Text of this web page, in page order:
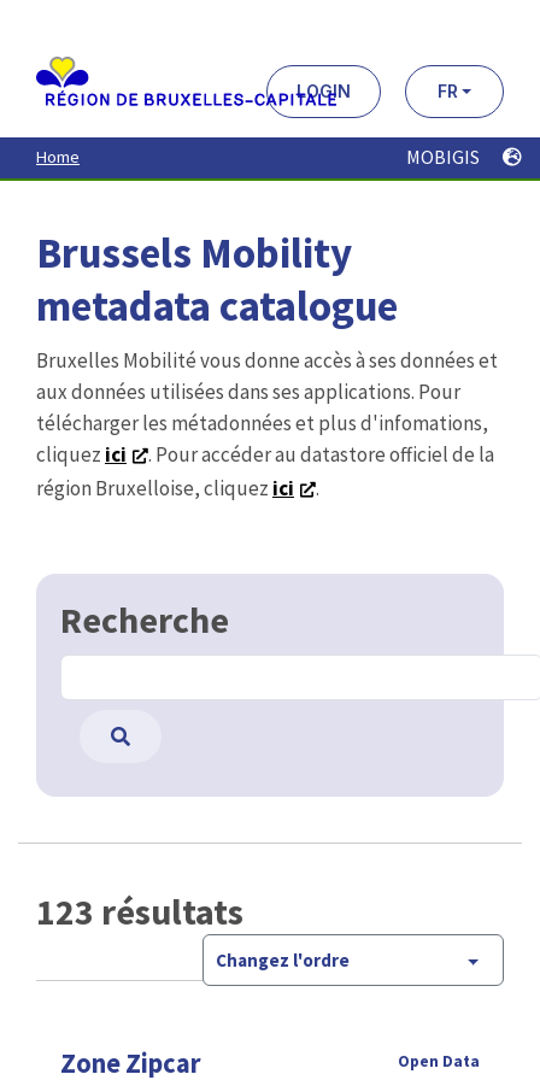
contenu
principal
LOGIN FR
Home MOBIGIS
Brussels Mobility
metadata catalogue
Bruxelles Mobilité vous donne accès à ses données et
aux données utilisées dans ses applications. Pour
télécharger les métadonnées et plus d'infomations,
cliquez ici
. Pour accéder au datastore officiel de la
région Bruxelloise, cliquez ici .
Recherche
123 résultats
Changez l'ordre
Zone Zipcar Open Data